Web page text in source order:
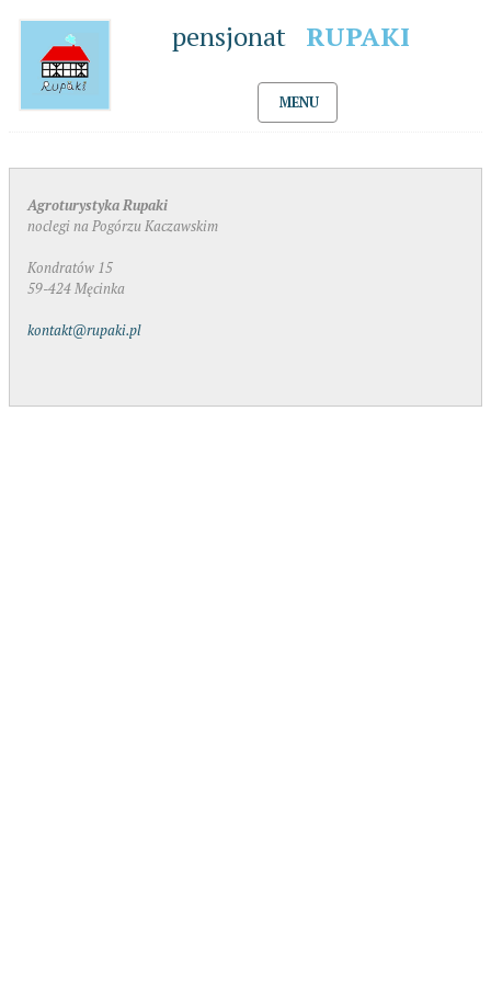
pensjonat RUPAKI
MENU
Agroturystyka Rupaki
noclegi na Pogórzu Kaczawskim
Kondratów 15
59-424 Męcinka
kontakt@rupaki.pl